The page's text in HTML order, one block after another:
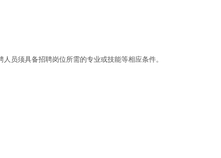
员须具备招聘岗位所需的专业或技能等相应条件。